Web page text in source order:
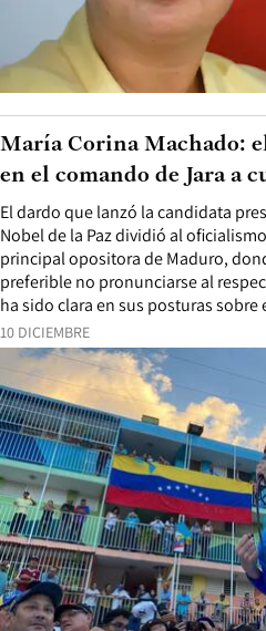
10 DICIEMBRE
El dardo que lanzó la candidata
Nobel de la Paz dividió al
principal opositora de Maduro,
preferible no pronunciarse al
ha sido clara en sus posturas
María Corina Machado:
en el comando de Jara a